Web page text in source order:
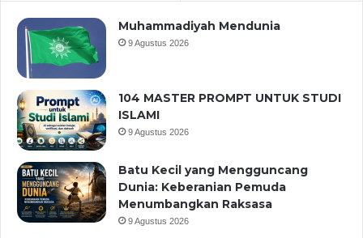
Muhammadiyah Mendunia
9 Agustus 2026
104 MASTER PROMPT UNTUK STUDI
ISLAMI
9 Agustus 2026
Batu Kecil yang Mengguncang
Dunia: Keberanian Pemuda
Menumbangkan Raksasa
9 Agustus 2026